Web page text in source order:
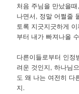
처음 주님을 만났을
나면서, 정말 어쩔줄
토록 지긋지긋하게
부터 내가 빠져나올
다른이들로부터 인정
려운 것인지, 하나님
도 왜 나는 여전히 다
지.